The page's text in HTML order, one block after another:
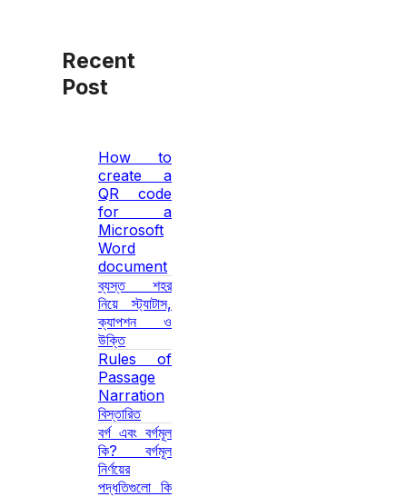
Recent
Post
How to
create a
QR code
for a
Microsoft
Word
document
ব্যস্ত শহর
নিয়ে স্ট্যাটাস,
ক্যাপশন ও
উক্তি
Rules of
Passage
Narration
বিস্তারিত
বর্গ এবং বর্গমূল
কি? বর্গমূল
নির্ণয়ের
পদ্ধতিগুলো কি